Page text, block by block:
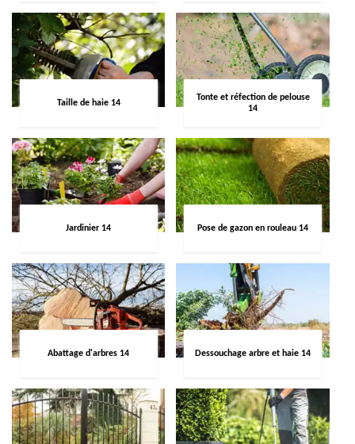
Taille de haie 14
Tonte et réfection de pelouse
14
Jardinier 14 Pose de gazon en rouleau 14
Abattage d'arbres 14 Dessouchage arbre et haie 14